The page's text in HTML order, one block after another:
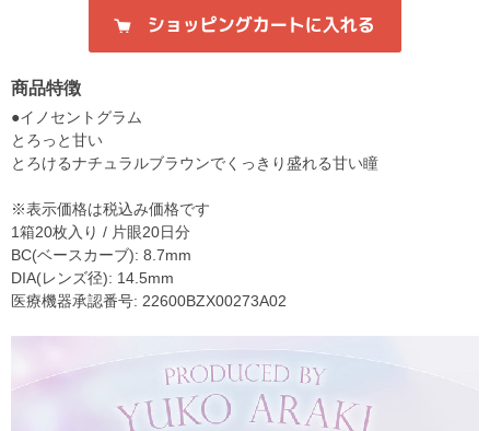
商品特徴
●イノセントグラム
とろっと甘い
とろけるナチュラルブラウンでくっきり盛れる甘い瞳
※表示価格は税込み価格です
1箱20枚入り / 片眼20日分
BC(ベースカーブ): 8.7mm
DIA(レンズ径): 14.5mm
医療機器承認番号: 22600BZX00273A02